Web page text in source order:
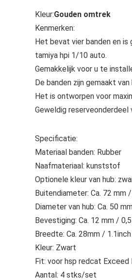
Kleur:Gouden omtrek
Kenmerken:
Het bevat vier banden en
tamiya hpi 1/10 auto.
Gemakkelijk voor u te
De banden zijn gemaakt
Het is ontworpen voor
Geweldig
Specificatie:
Materiaal banden: Rubber
Naafmateriaal: kunststof
Optionele kleur van hub:
Buitendiameter: Ca. 72 mm
Diameter van hub: Ca. 50
Bevestiging: Ca. 12 mm /
Breedte: Ca. 28mm / 1.1inch
Kleur: Zwart
Fit: voor hsp redcat
Aantal: 4 stks/set